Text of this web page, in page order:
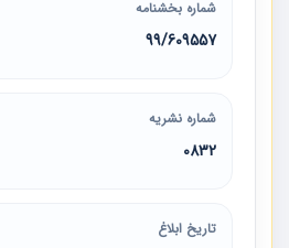
شماره بخشنامه
99/609557
شماره نشریه
0832
تاریخ ابلاغ